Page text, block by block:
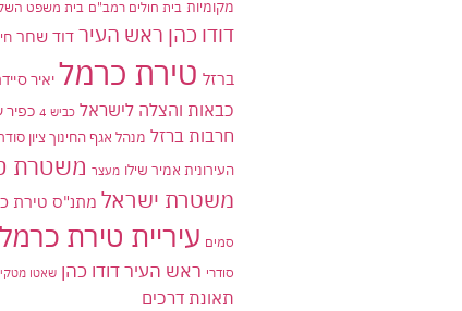
מקומיות בית חולים רמב"ם בית משפט
דודו כהן ראש העיר דוד שחר
ברזל טירת כרמל יאיר
כבאות והצלה לישראל כביש 4 כפיר
חרבות ברזל מנהל אגף החינוך ציון
העירונית אמיר שילו מעצר משטרת
משטרת ישראל מתנ"ס טירת
סמים עיריית טירת כרמל
סודרי ראש העיר דודו כהן שאטו
תאונת דרכים